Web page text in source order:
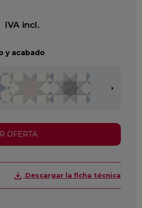
IVA incl.
y acabado
OFERTA
Descargar la ficha técnica